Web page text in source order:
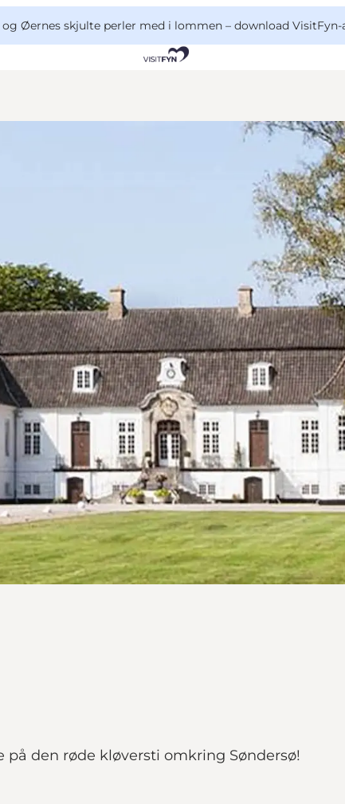
Øernes skjulte perler med i lommen – download
den røde kløversti omkring Søndersø!